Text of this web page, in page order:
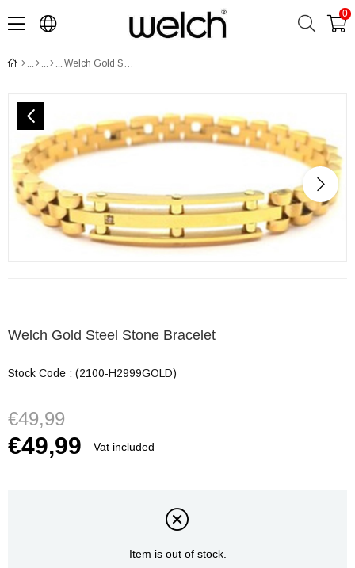
0
​​Welch Gold Steel Stone Bracelet
​​Welch Gold Steel Stone Bracelet
Stock Code (2100-H2999GOLD)
€49,99
Vat included
€49,99
Item is out of stock.